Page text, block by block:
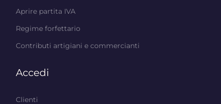
Aprire partita IVA
Regime forfettario
Contributi artigiani e commercianti
Accedi
Clienti